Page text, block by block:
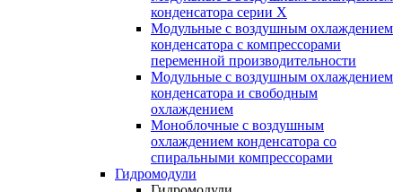
конденсатора серии Х
Модульные с воздушным охлаждением
конденсатора с компрессорами
переменной производительности
Mодульные с воздушным охлаждением
конденсатора и свободным
охлаждением
Моноблочные с воздушным
охлаждением конденсатора со
спиральными компрессорами
Гидромодули